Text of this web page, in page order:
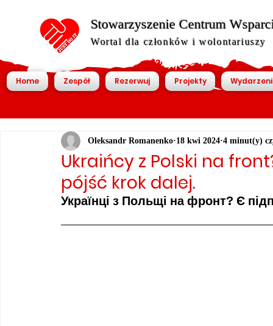
Stowarzyszenie Centrum
Wortal dla członków i wolontariuszy
Home Zespół Rezerwuj Projekty
Ukraińcy z Polski na
pójść krok dalej.
Oleksandr Romanenko 18 kwi 2024 4 minut(y)
Українці з Польщі на фронт? Є